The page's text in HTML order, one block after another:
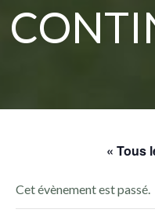
« Tous
Cet évènement est passé.